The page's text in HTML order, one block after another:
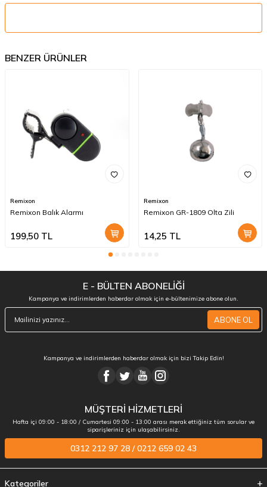
BENZER ÜRÜNLER
Remixon
Remixon Balık Alarmı
199,50 TL
Remixon
Remixon GR-1809 Olta Zili
14,25 TL
E - BÜLTEN ABONELİĞİ
Kampanya ve indirimlerden haberdar olmak için e-bültenimize abone olun.
ABONE OL
Kampanya ve indirimlerden haberdar olmak için bizi Takip Edin!
MÜŞTERİ HİZMETLERİ
Hafta içi 09:00 - 18:00 / Cumartesi 09:00 - 13:00 arası merak ettiğiniz tüm sorular ve
siparişleriniz için ulaşabilirsiniz.
0312 212 97 28 / 0212 659 02 43
Kategoriler